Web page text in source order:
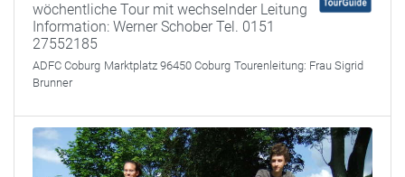
wöchentliche Tour mit wechselnder Leitung
Information: Werner Schober Tel. 0151
27552185
ADFC Coburg Marktplatz 96450 Coburg Tourenleitung: Frau Sigrid
Brunner